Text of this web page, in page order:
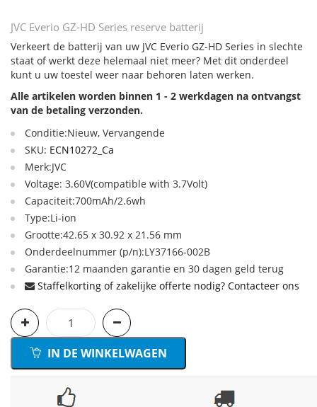
JVC Everio GZ-HD Series reserve batterij
Verkeert de batterij van uw JVC Everio GZ-HD Series in slechte
staat of werkt deze helemaal niet meer? Met dit onderdeel
kunt u uw toestel weer naar behoren laten werken.
Alle artikelen worden binnen 1 - 2 werkdagen na ontvangst
van de betaling verzonden.
Conditie:Nieuw, Vervangende
SKU: ECN10272_Ca
Merk:JVC
Voltage: 3.60V(compatible with 3.7Volt)
Capaciteit:700mAh/2.6wh
Type:Li-ion
Grootte:42.65 x 30.92 x 21.56 mm
Onderdeelnummer (p/n):LY37166-002B
Garantie:12 maanden garantie en 30 dagen geld terug
Staffelkorting of zakelijke offerte nodig? Contacteer ons
IN DE WINKELWAGEN